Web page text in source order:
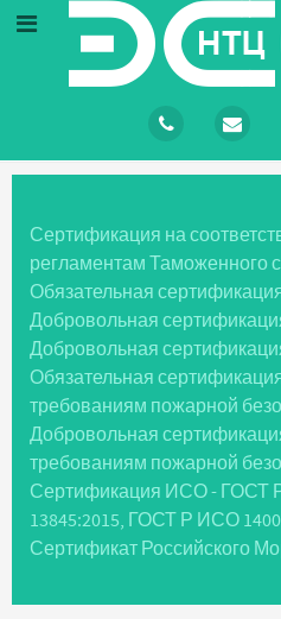
Сертификация на
регламентам Таможенного
Обязательная
Добровольная
Добровольная
Обязательная
требованиям пожарной
Добровольная
требованиям пожарной
Сертификация ИСО - ГОСТ
13845:2015, ГОСТ Р ИСО
Сертификат Российского